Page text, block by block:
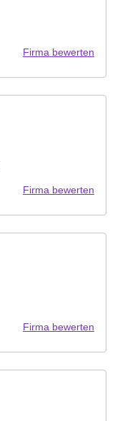
Firma bewerten
Firma bewerten
Firma bewerten